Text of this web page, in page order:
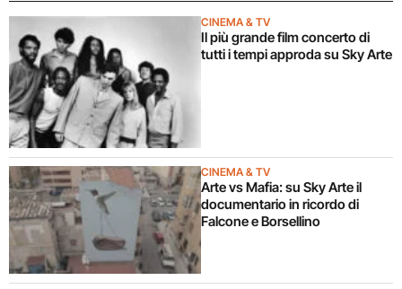
CINEMA & TV
Il più grande film concerto di
tutti i tempi approda su Sky Arte
CINEMA & TV
Arte vs Mafia: su Sky Arte il
documentario in ricordo di
Falcone e Borsellino